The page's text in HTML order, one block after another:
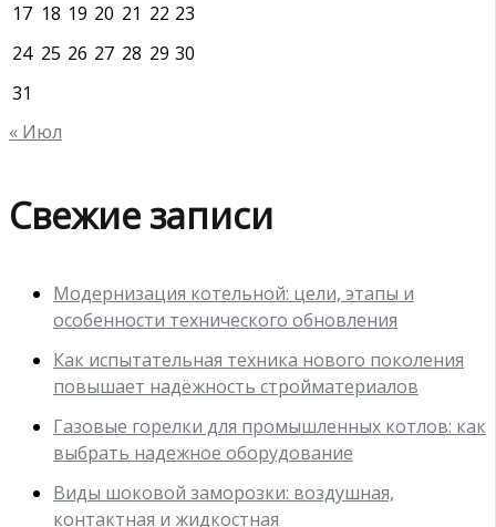
17 18 19 20 21 22 23
24 25 26 27 28 29 30
31
« Июл
Свежие записи
Модернизация котельной: цели, этапы и
особенности технического обновления
Как испытательная техника нового поколения
повышает надёжность стройматериалов
Газовые горелки для промышленных котлов: как
выбрать надежное оборудование
Виды шоковой заморозки: воздушная,
контактная и жидкостная